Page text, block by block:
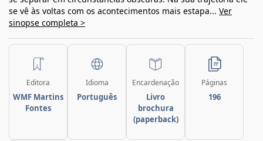
se vê às voltas com os acontecimentos mais estapa... Ver
sinopse completa >
Editora
WMF Martins
Fontes
Idioma
Português
Encardenação
Livro
brochura
(paperback)
Páginas
196